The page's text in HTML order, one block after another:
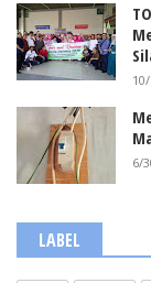
6/
LABEL